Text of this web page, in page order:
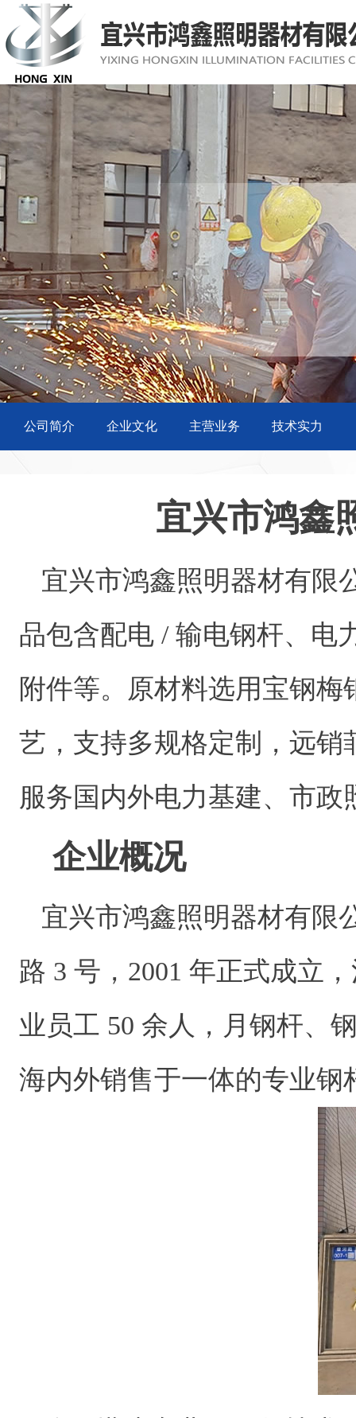
公司简介 企业文化 主营业务 技术实力
宜兴市鸿鑫
宜兴市鸿鑫照明器材有限
品包含配电 / 输电钢杆、电
附件等。原材料选用宝钢
艺，支持多规格定制，远
服务国内外电力基建、市政
企业概况
宜兴市鸿鑫照明器材有限
路 3 号，2001 年正式成立
业员工 50 余人，月钢杆、
海内外销售于一体的专业钢